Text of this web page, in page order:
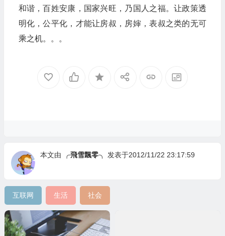
和谐，百姓安康，国家兴旺，乃国人之福。让政策透
明化，公平化，才能让房叔，房婶，表叔之类的无可
乘之机。。。
本文由 ╭飛雪飄零╮ 发表于2012/11/22 23:17:59
互联网 生活 社会